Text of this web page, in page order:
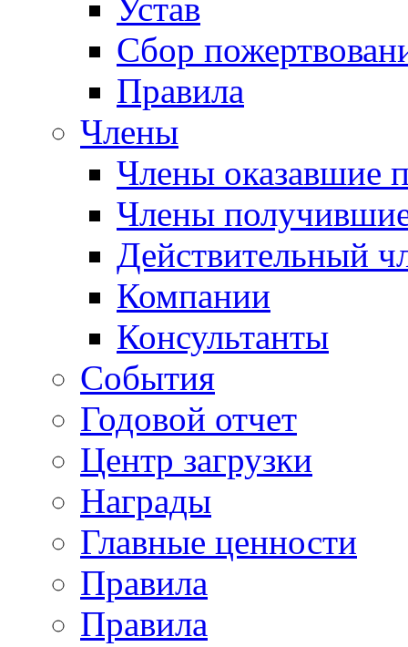
Устав
Сбор
Правила
Члены
Члены оказавшие
Члены
Действительный
Компании
Консультанты
События
Годовой отчет
Центр загрузки
Награды
Главные ценности
Правила
Правила